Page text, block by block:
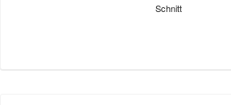
Schnitt